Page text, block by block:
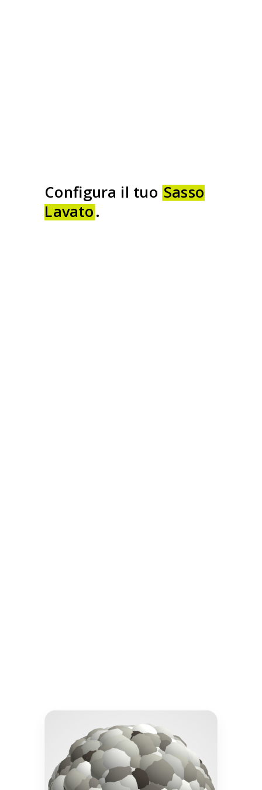
Configura il tuo Sasso
Lavato.